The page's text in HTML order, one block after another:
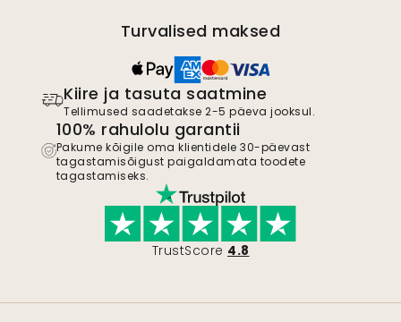
Turvalised maksed
Kiire ja tasuta saatmine
Tellimused saadetakse 2-5 päeva jooksul.
100% rahulolu garantii
Pakume kõigile oma klientidele 30-päevast
tagastamisõigust paigaldamata toodete
tagastamiseks.
TrustScore 4.8